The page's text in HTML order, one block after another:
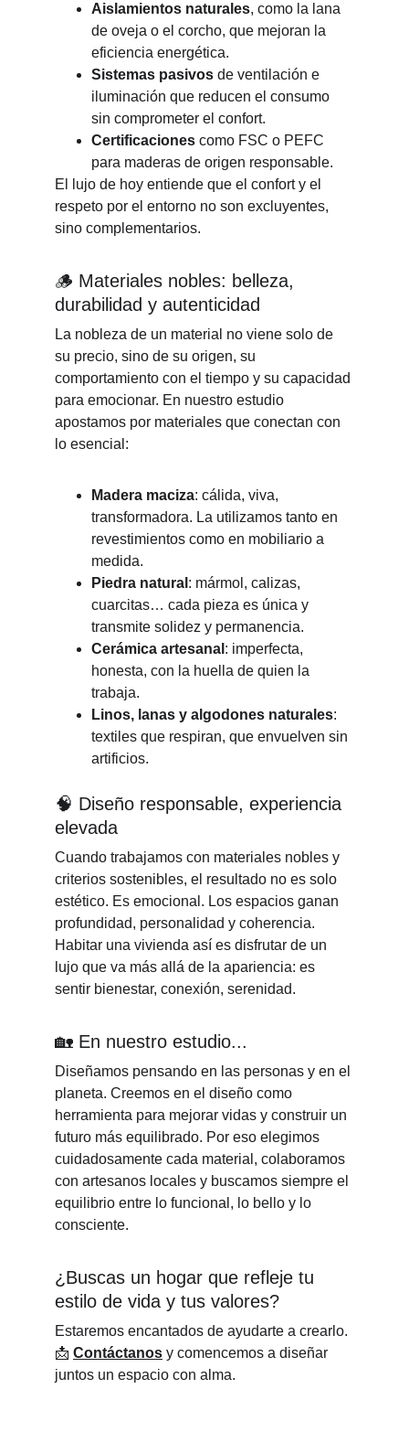
Aislamientos naturales, como la lana
de oveja o el corcho, que mejoran la
eficiencia energética.
Sistemas pasivos de ventilación e
iluminación que reducen el consumo
sin comprometer el confort.
Certificaciones como FSC o PEFC
para maderas de origen responsable.
El lujo de hoy entiende que el confort y el
respeto por el entorno no son excluyentes,
sino complementarios.
🪵 Materiales nobles: belleza,
durabilidad y autenticidad
La nobleza de un material no viene solo de
su precio, sino de su origen, su
comportamiento con el tiempo y su capacidad
para emocionar. En nuestro estudio
apostamos por materiales que conectan con
lo esencial:
Madera maciza: cálida, viva,
transformadora. La utilizamos tanto en
revestimientos como en mobiliario a
medida.
Piedra natural : mármol, calizas,
cuarcitas… cada pieza es única y
transmite solidez y permanencia.
Cerámica artesanal : imperfecta,
honesta, con la huella de quien la
trabaja.
Linos, lanas y algodones naturales:
textiles que respiran, que envuelven sin
artificios.
🧠 Diseño responsable, experiencia
elevada
Cuando trabajamos con materiales nobles y
criterios sostenibles, el resultado no es solo
estético. Es emocional. Los espacios ganan
profundidad, personalidad y coherencia.
Habitar una vivienda así es disfrutar de un
lujo que va más allá de la apariencia: es
sentir bienestar, conexión, serenidad.
🏡 En nuestro estudio...
Diseñamos pensando en las personas y en el
planeta. Creemos en el diseño como
herramienta para mejorar vidas y construir un
futuro más equilibrado. Por eso elegimos
cuidadosamente cada material, colaboramos
con artesanos locales y buscamos siempre el
equilibrio entre lo funcional, lo bello y lo
consciente.
¿Buscas un hogar que refleje tu
estilo de vida y tus valores?
Estaremos encantados de ayudarte a crearlo.
📩 Contáctanos y comencemos a diseñar
juntos un espacio con alma.